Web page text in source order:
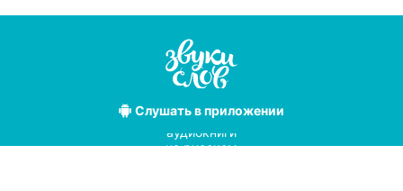
Слушатьв приложении
Лучшие
аудиокниги
на русском